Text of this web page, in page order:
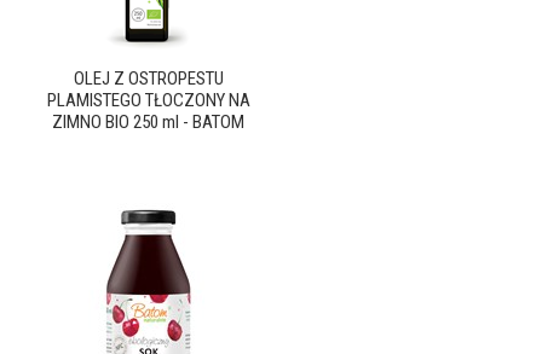
OLEJ Z OSTROPESTU
PLAMISTEGO TŁOCZONY NA
ZIMNO BIO 250 ml - BATOM